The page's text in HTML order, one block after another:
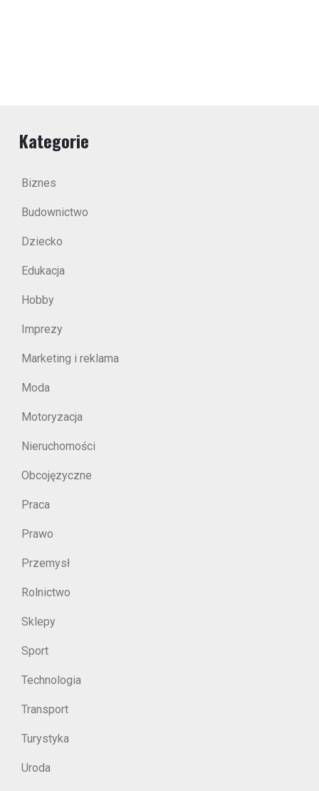
Kategorie
Biznes
Budownictwo
Dziecko
Edukacja
Hobby
Imprezy
Marketing i reklama
Moda
Motoryzacja
Nieruchomości
Obcojęzyczne
Praca
Prawo
Przemysł
Rolnictwo
Sklepy
Sport
Technologia
Transport
Turystyka
Uroda